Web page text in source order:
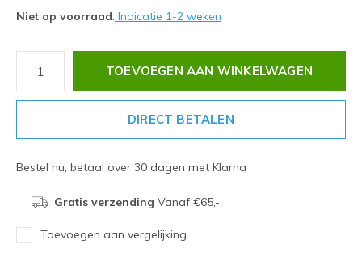
Niet op voorraad: Indicatie 1-2 weken
TOEVOEGEN AAN WINKELWAGEN
DIRECT BETALEN
Bestel nu, betaal over 30 dagen met Klarna
Gratis verzending Vanaf €65,-
Toevoegen aan vergelijking